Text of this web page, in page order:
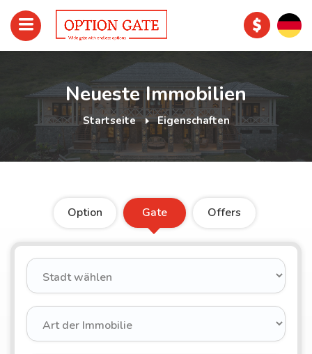
Neueste Immobilien
Startseite Eigenschaften
Option Gate Offers